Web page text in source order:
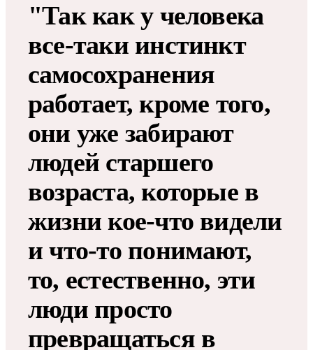
"Так как у человека
все-таки инстинкт
самосохранения
работает, кроме того,
они уже забирают
людей старшего
возраста, которые в
жизни кое-что видели
и что-то понимают,
то, естественно, эти
люди просто
превращаться в